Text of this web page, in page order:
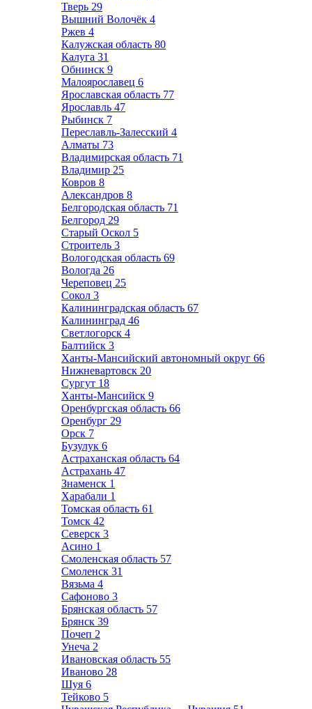
Тверь 29
Вышний Волочёк 4
Ржев 4
Калужская область 80
Калуга 31
Обнинск 9
Малоярославец 6
Ярославская область 77
Ярославль 47
Рыбинск 7
Переславль-Залесский 4
Алматы 73
Владимирская область 71
Владимир 25
Ковров 8
Александров 8
Белгородская область 71
Белгород 29
Старый Оскол 5
Строитель 3
Вологодская область 69
Вологда 26
Череповец 25
Сокол 3
Калининградская область 67
Калининград 46
Светлогорск 4
Балтийск 3
Ханты-Мансийский автономный округ 66
Нижневартовск 20
Сургут 18
Ханты-Мансийск 9
Оренбургская область 66
Оренбург 29
Орск 7
Бузулук 6
Астраханская область 64
Астрахань 47
Знаменск 1
Харабали 1
Томская область 61
Томск 42
Северск 3
Асино 1
Смоленская область 57
Смоленск 31
Вязьма 4
Сафоново 3
Брянская область 57
Брянск 39
Почеп 2
Унеча 2
Ивановская область 55
Иваново 28
Шуя 6
Тейково 5